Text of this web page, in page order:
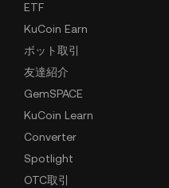
ETF
KuCoin Earn
ボット取引
友達紹介
GemSPACE
KuCoin Learn
Converter
Spotlight
OTC取引